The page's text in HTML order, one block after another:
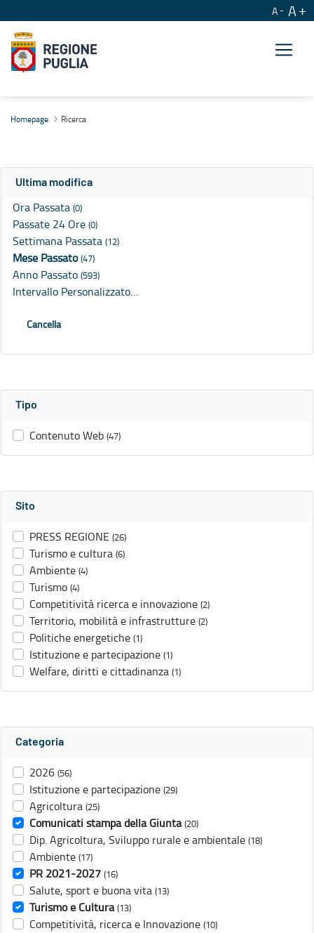
A A
Homepage Ricerca
Ultima modifica
Ora Passata (0)
Passate 24 Ore (0)
Settimana Passata (12)
Mese Passato(47)
Anno Passato (593)
Intervallo Personalizzato…
Cancella
Tipo
Contenuto Web (47)
Sito
PRESS REGIONE (26)
Turismo e cultura (6)
Ambiente (4)
Turismo (4)
Competitività ricerca e innovazione (2)
Territorio, mobilità e infrastrutture (2)
Politiche energetiche (1)
Istituzione e partecipazione (1)
Welfare, diritti e cittadinanza (1)
Categoria
2026 (56)
Istituzione e partecipazione (29)
Agricoltura (25)
Comunicati stampa della Giunta (20)
Dip. Agricoltura, Sviluppo rurale e ambientale (18)
Ambiente (17)
PR 2021-2027 (16)
Salute, sport e buona vita (13)
Turismo e Cultura (13)
Competitività, ricerca e Innovazione (10)